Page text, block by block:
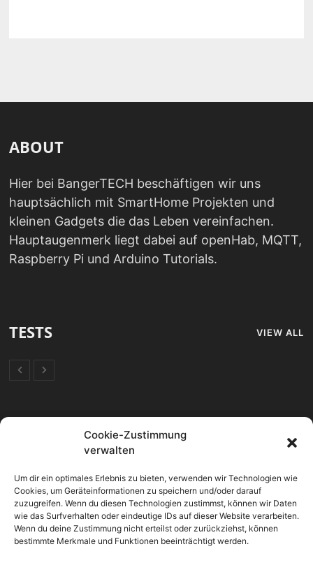
Cookie-Zustimmung
verwalten
Um dir ein optimales Erlebnis zu bieten, verwenden wir Technologien wie
Cookies, um Geräteinformationen zu speichern und/oder darauf
zuzugreifen. Wenn du diesen Technologien zustimmst, können wir Daten
wie das Surfverhalten oder eindeutige IDs auf dieser Website verarbeiten.
Wenn du deine Zustimmung nicht erteilst oder zurückziehst, können
bestimmte Merkmale und Funktionen beeinträchtigt werden.
ABOUT
Hier bei BangerTECH beschäftigen wir uns
hauptsächlich mit SmartHome Projekten und
kleinen Gadgets die das Leben vereinfachen.
Hauptaugenmerk liegt dabei auf openHab, MQTT,
Raspberry Pi und Arduino Tutorials.
TESTS VIEW ALL
OpenHAB 2 Allgemein
SmartHome Allgemein
Sonoff Geräte